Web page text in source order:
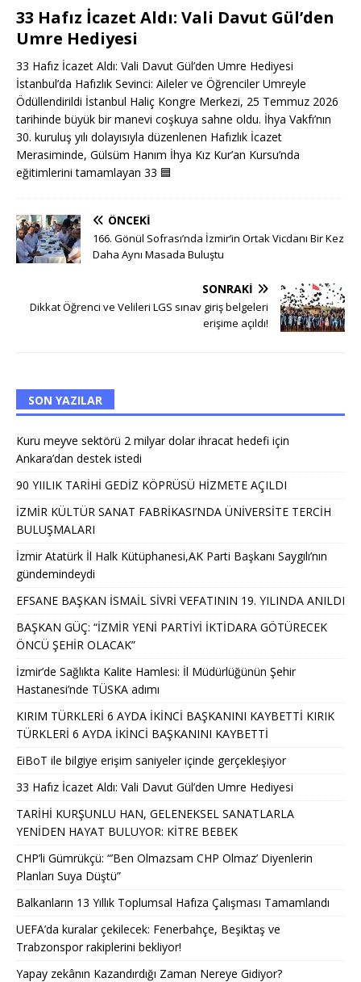
33 Hafız İcazet Aldı: Vali Davut Gül’den
Umre Hediyesi
33 Hafız İcazet Aldı: Vali Davut Gül’den Umre Hediyesi
İstanbul’da Hafızlık Sevinci: Aileler ve Öğrenciler Umreyle
Ödüllendirildi İstanbul Haliç Kongre Merkezi, 25 Temmuz 2026
tarihinde büyük bir manevi coşkuya sahne oldu. İhya Vakfı’nın
30. kuruluş yılı dolayısıyla düzenlenen Hafızlık İcazet
Merasiminde, Gülsüm Hanım İhya Kız Kur’an Kursu’nda
eğitimlerini tamamlayan 33 🟦
ÖNCEKI
166. Gönül Sofrası’nda İzmir’in Ortak Vicdanı Bir Kez
Daha Aynı Masada Buluştu
SONRAKI
Dikkat Öğrenci ve Velileri LGS sınav giriş belgeleri
erişime açıldı!
SON YAZILAR
Kuru meyve sektörü 2 milyar dolar ihracat hedefi için
Ankara’dan destek istedi
90 YIILIK TARİHİ GEDİZ KÖPRÜSÜ HİZMETE AÇILDI
İZMİR KÜLTÜR SANAT FABRİKASI’NDA ÜNİVERSİTE TERCİH
BULUŞMALARI
İzmir Atatürk İl Halk Kütüphanesi,AK Parti Başkanı Saygılı’nın
gündemindeydi
EFSANE BAŞKAN İSMAİL SİVRİ VEFATININ 19. YILINDA ANILDI
BAŞKAN GÜÇ: “İZMİR YENİ PARTİYİ İKTİDARA GÖTÜRECEK
ÖNCÜ ŞEHİR OLACAK”
İzmir’de Sağlıkta Kalite Hamlesi: İl Müdürlüğünün Şehir
Hastanesi’nde TÜSKA adımı
KIRIM TÜRKLERİ 6 AYDA İKİNCİ BAŞKANINI KAYBETTİ KIRIK
TÜRKLERİ 6 AYDA İKİNCİ BAŞKANINI KAYBETTİ
EiBoT ile bilgiye erişim saniyeler içinde gerçekleşiyor
33 Hafız İcazet Aldı: Vali Davut Gül’den Umre Hediyesi
TARİHİ KURŞUNLU HAN, GELENEKSEL SANATLARLA
YENİDEN HAYAT BULUYOR: KİTRE BEBEK
CHP’li Gümrükçü: “’Ben Olmazsam CHP Olmaz’ Diyenlerin
Planları Suya Düştü”
Balkanların 13 Yıllık Toplumsal Hafıza Çalışması Tamamlandı
UEFA’da kuralar çekilecek: Fenerbahçe, Beşiktaş ve
Trabzonspor rakiplerini bekliyor!
Yapay zekânın Kazandırdığı Zaman Nereye Gidiyor?